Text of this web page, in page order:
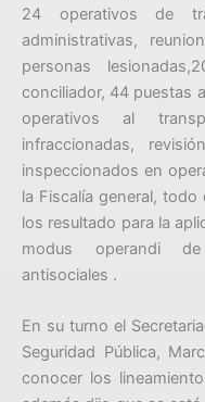
24 operativos de
administrativas,
personas
conciliador, 44 puestas
operativos al
infraccionadas,
inspeccionados en
la Fiscalía general,
los resultado para la
modus operandi
antisociales .
En su turno el
Seguridad Pública,
conocer los